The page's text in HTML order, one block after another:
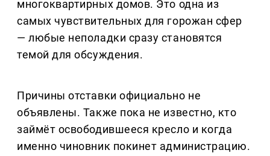
многоквартирных домов. Это одна из
самых чувствительных для горожан сфер
— любые неполадки сразу становятся
темой для обсуждения.
Причины отставки официально не
объявлены. Также пока не известно, кто
займёт освободившееся кресло и когда
именно чиновник покинет администрацию.